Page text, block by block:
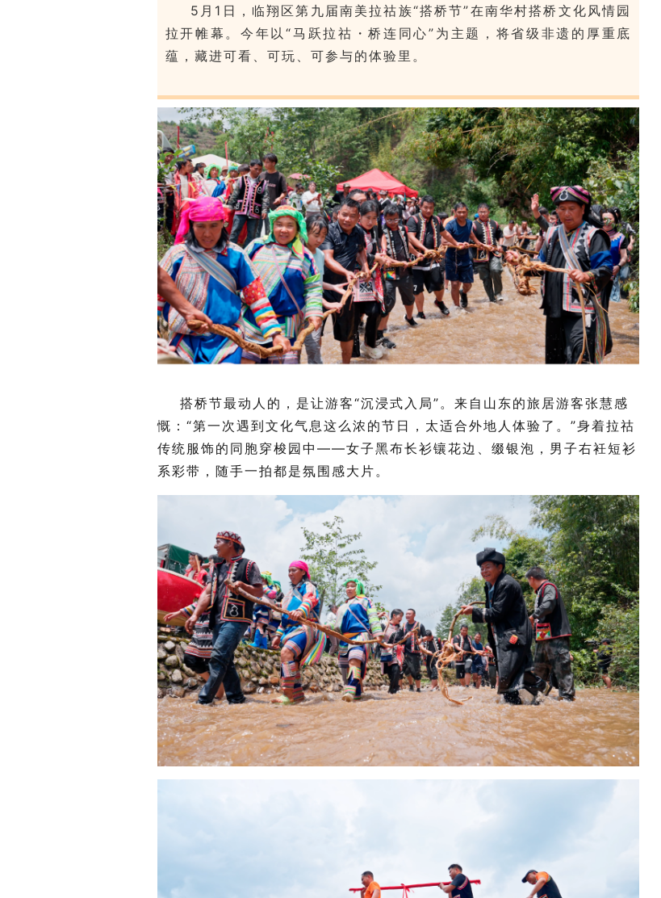
5月1日，临翔区第九届南美拉祜族“搭桥节”在南华村搭桥文化风情园
拉开帷幕。今年以“马跃拉祜・桥连同心”为主题，将省级非遗的厚重底
蕴，藏进可看、可玩、可参与的体验里。
搭桥节最动人的，是让游客“沉浸式入局”。来自山东的旅居游客张慧感
慨：“第一次遇到文化气息这么浓的节日，太适合外地人体验了。”身着拉祜
传统服饰的同胞穿梭园中——女子黑布长衫镶花边、缀银泡，男子右衽短衫
系彩带，随手一拍都是氛围感大片。